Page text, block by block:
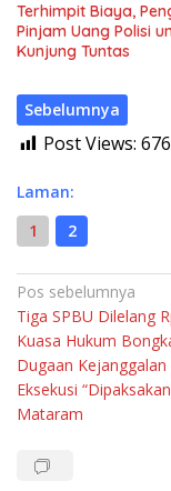
Terhimpit Biaya,
Pinjam Uang Polisi
Kunjung Tuntas
Sebelumnya
Post Views: 676
Laman:
1
2
Navigasi
pos
Pos sebelumnya
Tiga SPBU Dilelang
Kuasa Hukum
Dugaan Kejanggalan
Eksekusi
Mataram